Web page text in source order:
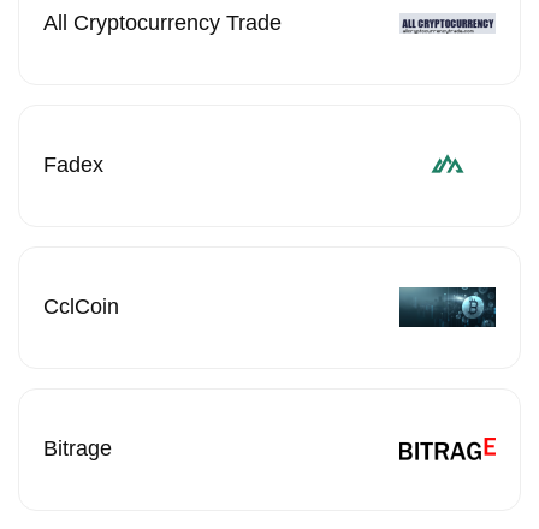
All Cryptocurrency Trade
Fadex
CclCoin
Bitrage